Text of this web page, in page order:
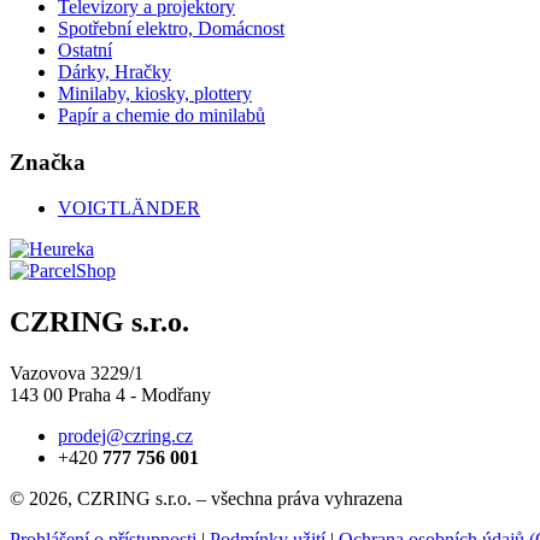
Televizory a projektory
Spotřební elektro, Domácnost
Ostatní
Dárky, Hračky
Minilaby, kiosky, plottery
Papír a chemie do minilabů
Značka
VOIGTLÄNDER
CZRING s.r.o.
Vazovova 3229/1
143 00 Praha 4 - Modřany
prodej@czring.cz
+420 777 756 001
© 2026, CZRING s.r.o. – všechna práva vyhrazena